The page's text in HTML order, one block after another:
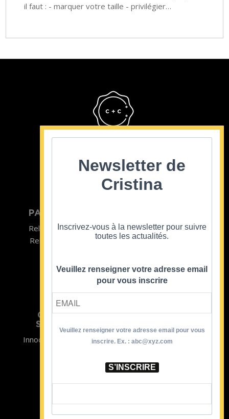
il faut : - marquer votre taille - privilégier…
PARTICULIER
Relooking homme
Relooking femme
Team Building
Formations
CRISTINA
SOUTIENT
Innocence en Danger
Contact
Mentions
Newsletter de
Cristina
Inscrivez-vous à la newsletter pour suivre
toutes les actualités.
Veuillez renseigner votre adresse email
pour vous inscrire
Veuillez renseigner votre adresse email pour vous
inscrire. Ex. : abc@xyz.com
S’INSCRIRE